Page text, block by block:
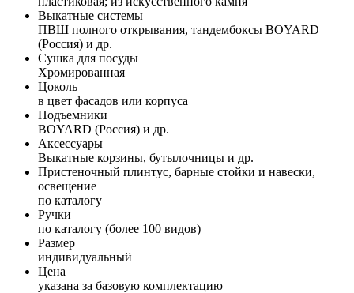
Выкатные системы
ПВШ полного открывания, тандембоксы BOYARD
(Россия) и др.
Сушка для посуды
Хромированная
Цоколь
в цвет фасадов или корпуса
Подъемники
BOYARD (Россия) и др.
Аксессуары
Выкатные корзины, бутылочницы и др.
Пристеночный плинтус, барные стойки и навески,
освещение
по каталогу
Ручки
по каталогу (более 100 видов)
Размер
индивидуальный
Цена
указана за базовую комплектацию